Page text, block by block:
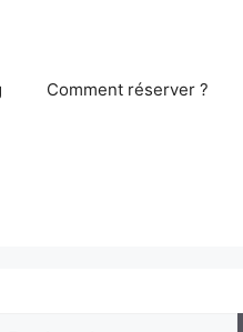
Comment réserver ?